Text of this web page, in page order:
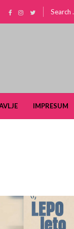
Search
IMPRESUM